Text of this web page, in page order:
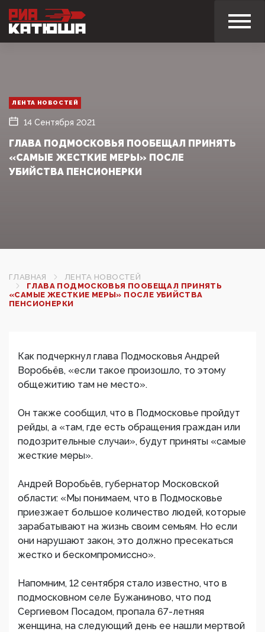
ЛЕНТА НОВОСТЕЙ
14 Сентября 2021
ГЛАВА ПОДМОСКОВЬЯ ПООБЕЩАЛ ПРИНЯТЬ
«САМЫЕ ЖЕСТКИЕ МЕРЫ» ПОСЛЕ
УБИЙСТВА ПЕНСИОНЕРКИ
ГЛАВНАЯ
ЛЕНТА НОВОСТЕЙ
ГЛАВА ПОДМОСКОВЬЯ ПООБЕЩАЛ ПРИНЯТЬ
«САМЫЕ ЖЕСТКИЕ МЕРЫ» ПОСЛЕ УБИЙСТВА
ПЕНСИОНЕРКИ
Как подчеркнул глава Подмосковья Андрей
Воробьёв, «если такое произошло, то этому
общежитию там не место».
Он также сообщил, что в Подмосковье пройдут
рейды, а «там, где есть обращения граждан или
подозрительные случаи», будут приняты «самые
жесткие меры».
Андрей Воробьёв, губернатор Московской
области: «Мы понимаем, что в Подмосковье
приезжает большое количество людей, которые
зарабатывают на жизнь своим семьям. Но если
они нарушают закон, это должно пресекаться
жестко и бескомпромиссно».
Напомним, 12 сентября стало известно, что в
подмосковном селе Бужаниново, что под
Сергиевом Посадом, пропала 67-летняя
женщина, на следующий день ее нашли мертвой